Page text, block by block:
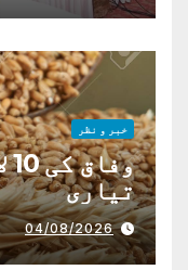
خبر و نظر
تیاری
04/08/2026